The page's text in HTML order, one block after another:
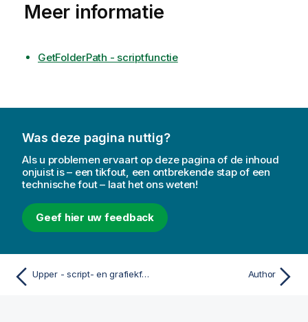
Meer informatie
GetFolderPath - scriptfunctie
Was deze pagina nuttig?
Als u problemen ervaart op deze pagina of de inhoud
onjuist is – een tikfout, een ontbrekende stap of een
technische fout – laat het ons weten!
Geef hier uw feedback
Upper - script- en grafiekfunctie Author